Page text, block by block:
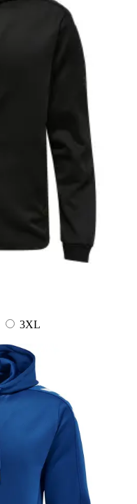
3XL